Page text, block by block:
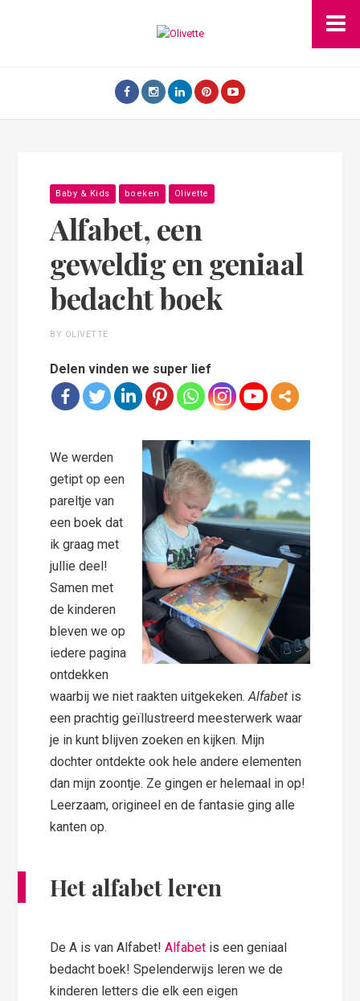
Baby & Kids boeken Olivette
Alfabet, een
geweldig en geniaal
bedacht boek
BY OLIVETTE
Delen vinden we super lief
We werden
getipt op een
pareltje van
een boek dat
ik graag met
jullie deel!
Samen met
de kinderen
bleven we op
iedere pagina
ontdekken
waarbij we niet raakten uitgekeken.Alfabet is
een prachtig geïllustreerd meesterwerk waar
je in kunt blijven zoeken en kijken. Mijn
dochter ontdekte ook hele andere elementen
dan mijn zoontje. Ze gingen er helemaal in op!
Leerzaam, origineel en de fantasie ging alle
kanten op.
Het alfabet leren
De A is van Alfabet!Alfabet is een geniaal
bedacht boek! Spelenderwijs leren we de
kinderen letters die elk een eigen